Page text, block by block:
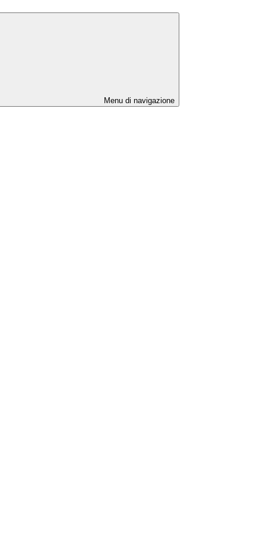
Menu di navigazione